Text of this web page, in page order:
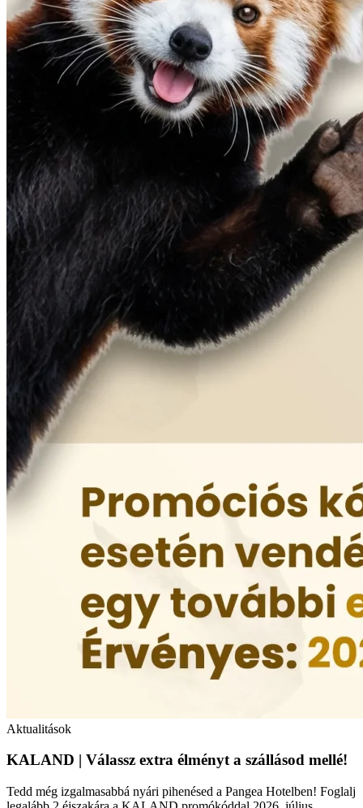
Aktualitások
KALAND | Válassz extra élményt a szállásod mellé!
Tedd még izgalmasabbá nyári pihenésed a Pangea Hotelben! Foglalj